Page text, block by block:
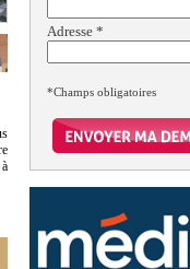
Adresse *
*Champs obligatoires